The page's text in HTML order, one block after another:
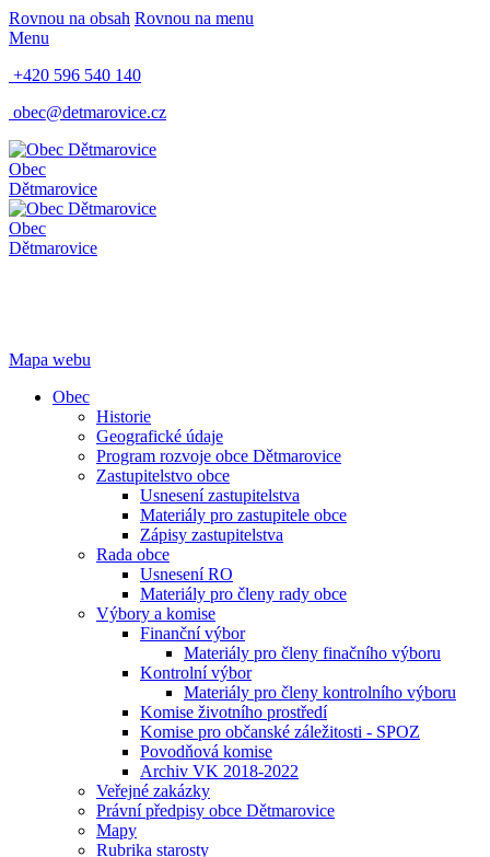
Rovnou na obsah Rovnou na menu
Menu
+420 596 540 140
obec@detmarovice.cz
Obec
Dětmarovice
Obec
Dětmarovice
Mapa webu
Obec
Historie
Geografické údaje
Program rozvoje obce Dětmarovice
Zastupitelstvo obce
Usnesení zastupitelstva
Materiály pro zastupitele obce
Zápisy zastupitelstva
Rada obce
Usnesení RO
Materiály pro členy rady obce
Výbory a komise
Finanční výbor
Materiály pro členy finačního výboru
Kontrolní výbor
Materiály pro členy kontrolního výboru
Komise životního prostředí
Komise pro občanské záležitosti - SPOZ
Povodňová komise
Archiv VK 2018-2022
Veřejné zakázky
Právní předpisy obce Dětmarovice
Mapy
Rubrika starosty